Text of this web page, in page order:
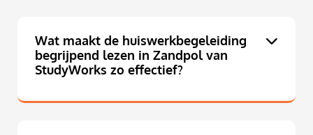
Wat maakt de huiswerkbegeleiding
begrijpend lezen in Zandpol van
StudyWorks zo effectief?